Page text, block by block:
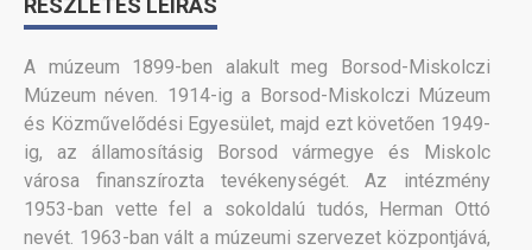
RÉSZLETES LEÍRÁS
A múzeum 1899-ben alakult meg Borsod-Miskolczi
Múzeum néven. 1914-ig a Borsod-Miskolczi Múzeum
és Közművelődési Egyesület, majd ezt követően 1949-
ig, az államosításig Borsod vármegye és Miskolc
városa finanszírozta tevékenységét. Az intézmény
1953-ban vette fel a sokoldalú tudós, Herman Ottó
nevét. 1963-ban vált a múzeumi szervezet központjává,